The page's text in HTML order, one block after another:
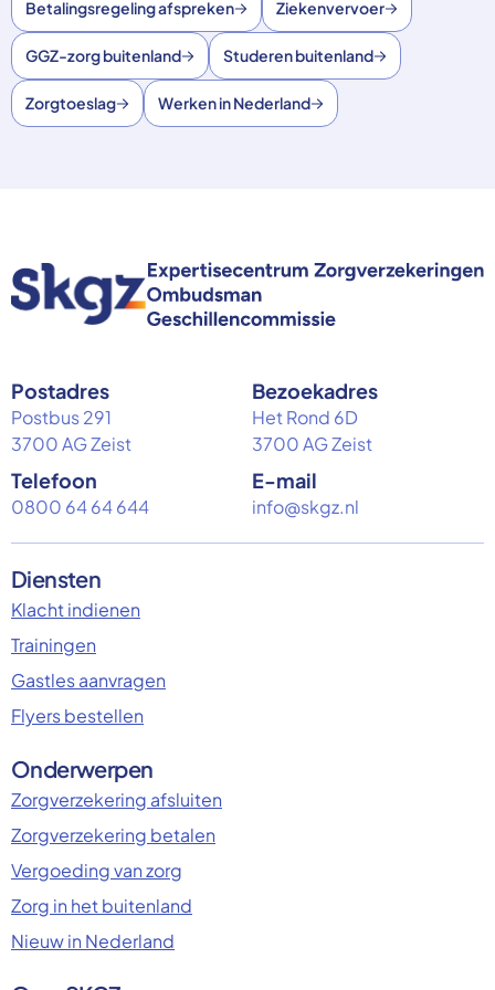
Betalingsregeling afspreken Ziekenvervoer
GGZ-zorg buitenland Studeren buitenland
Zorgtoeslag Werken in Nederland
Postadres
Postbus 291
3700 AG Zeist
Bezoekadres
Het Rond 6D
3700 AG Zeist
Telefoon
0800 64 64 644
E-mail
info@skgz.nl
Diensten
Klacht indienen
Trainingen
Gastles aanvragen
Flyers bestellen
Onderwerpen
Zorgverzekering afsluiten
Zorgverzekering betalen
Vergoeding van zorg
Zorg in het buitenland
Nieuw in Nederland